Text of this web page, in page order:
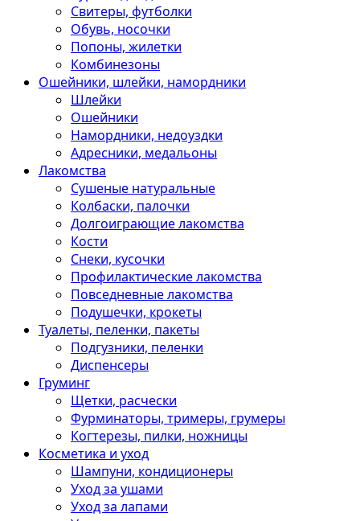
Свитеры, футболки
Обувь, носочки
Попоны, жилетки
Комбинезоны
Ошейники, шлейки, намордники
Шлейки
Ошейники
Намордники, недоуздки
Адресники, медальоны
Лакомства
Сушеные натуральные
Колбаски, палочки
Долгоиграющие лакомства
Кости
Снеки, кусочки
Профилактические лакомства
Повседневные лакомства
Подушечки, крокеты
Туалеты, пеленки, пакеты
Подгузники, пеленки
Диспенсеры
Груминг
Щетки, расчески
Фурминаторы, тримеры, грумеры
Когтерезы, пилки, ножницы
Косметика и уход
Шампуни, кондиционеры
Уход за ушами
Уход за лапами